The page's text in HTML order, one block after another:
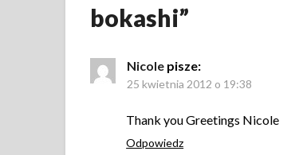
bokashi”
Nicole pisze:
25 kwietnia 2012 o 19:38
Thank you Greetings Nicole
Odpowiedz